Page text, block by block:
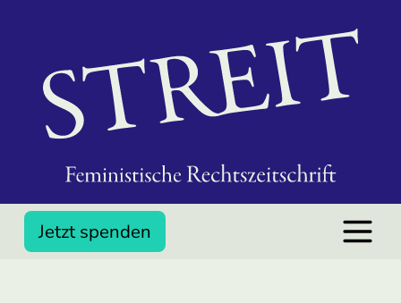
Jetzt spenden